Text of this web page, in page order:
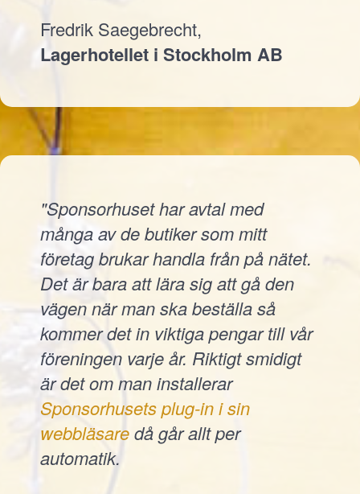
Fredrik Saegebrecht,
Lagerhotellet i Stockholm AB
"Sponsorhuset har avtal med
många av de butiker som mitt
företag brukar handla från på nätet.
Det är bara att lära sig att gå den
vägen när man ska beställa så
kommer det in viktiga pengar till vår
föreningen varje år. Riktigt smidigt
är det om man installerar
Sponsorhusets plug-in i sin
webbläsaredå går allt per
automatik.